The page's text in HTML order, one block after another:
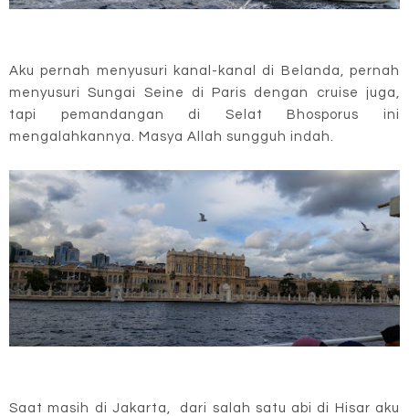
Aku pernah menyusuri kanal-kanal di Belanda, pernah
menyusuri Sungai Seine di Paris dengan cruise juga,
tapi pemandangan di Selat Bhosporus ini
mengalahkannya. Masya Allah sungguh indah.
Saat masih di Jakarta, dari salah satu abi di Hisar aku